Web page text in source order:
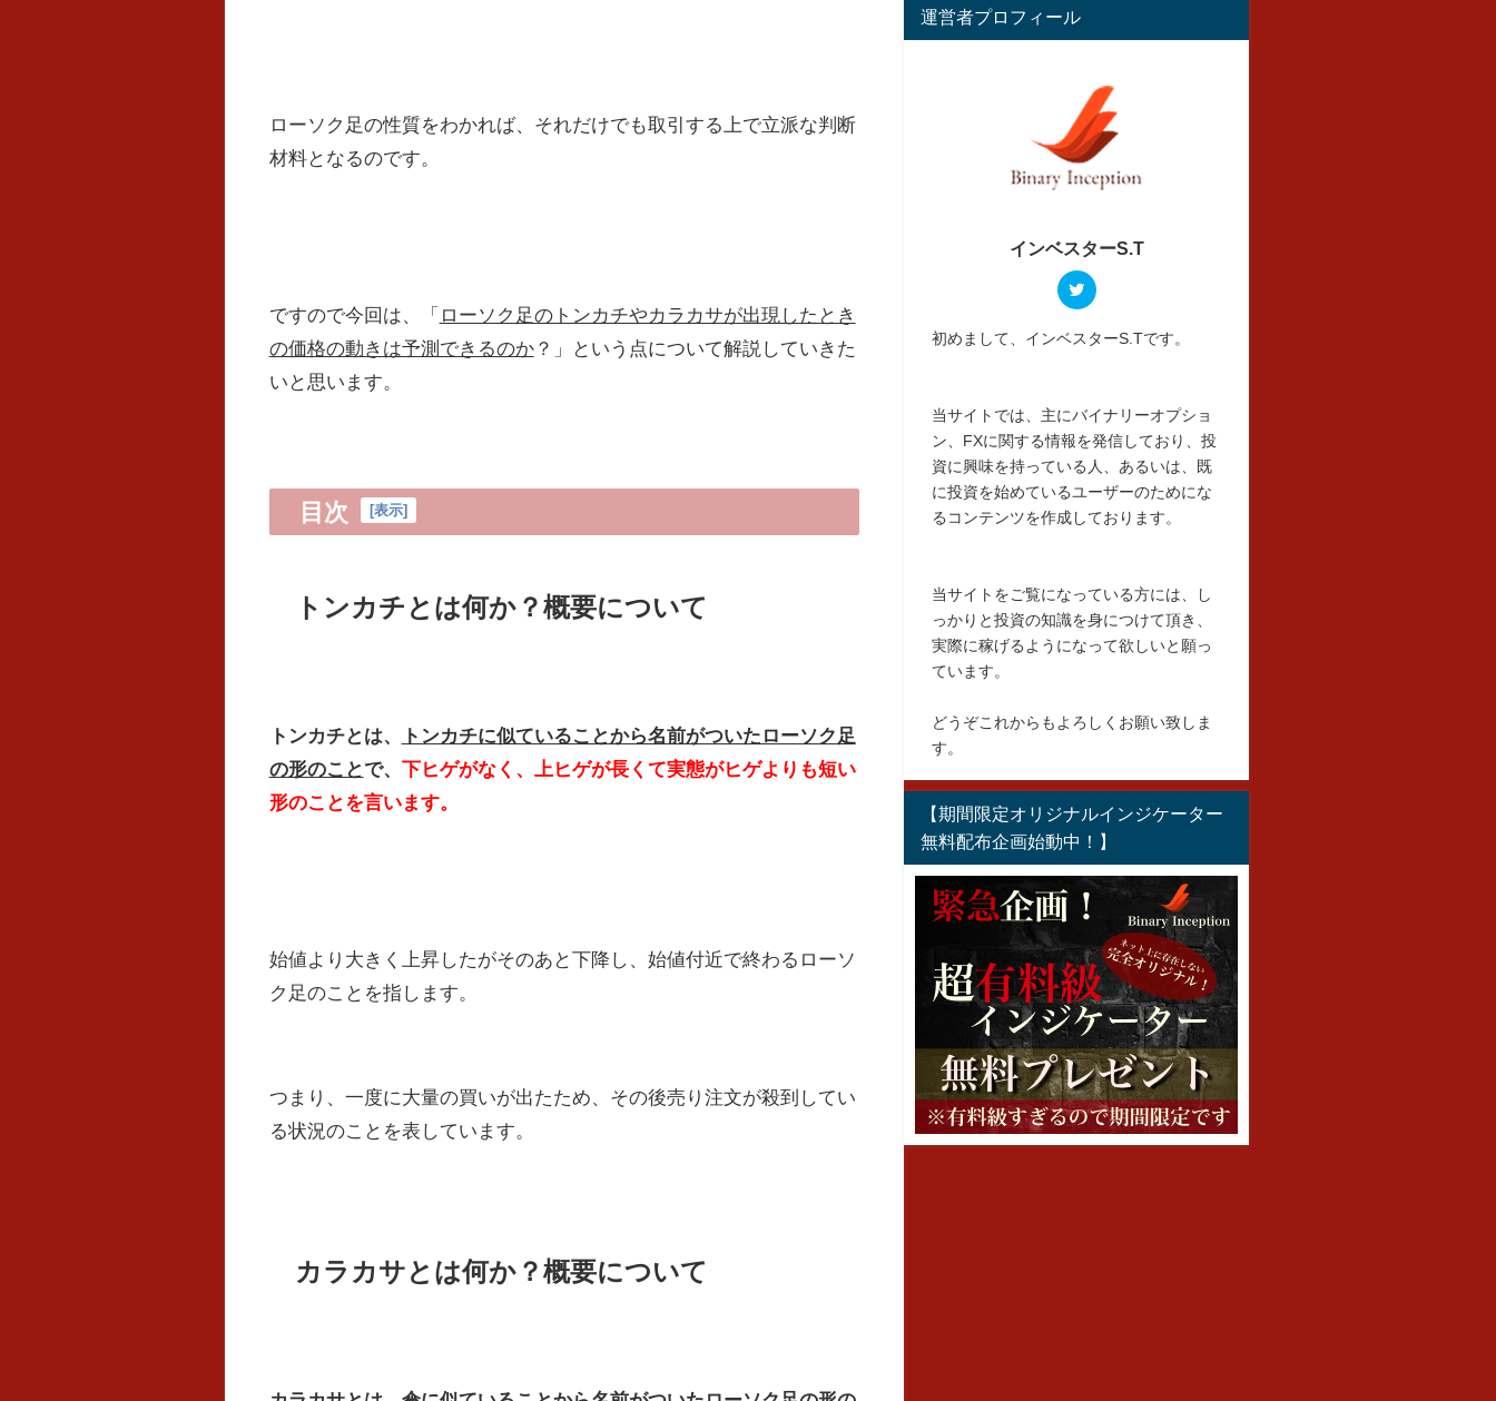
ローソク足の性質をわかれば、それだけでも取引する上で立派な判断
材料となるのです。
ですので今回は、「 ローソク足のトンカチやカラカサが出現したとき
の価格の動きは予測できるのか？」という点について解説していきた
いと思います。
目次 [表示]
トンカチとは何か？概要について
トンカチとは、
トンカチに似ていることから名前がついたローソク足
の形のことで、 下ヒゲがなく、上ヒゲが長くて実態がヒゲよりも短い
形のことを言います。
始値より大きく上昇したがそのあと下降し、始値付近で終わるローソ
ク足のことを指します。
つまり、一度に大量の買いが出たため、その後売り注文が殺到してい
る状況のことを表しています。
カラカサとは何か？概要について
運営者プロフィール
インベスターS.T
初めまして、インベスターS.Tです。
当サイトでは、主にバイナリーオプショ
ン、FXに関する情報を発信しており、投
資に興味を持っている人、あるいは、既
に投資を始めているユーザーのためにな
るコンテンツを作成しております。
当サイトをご覧になっている方には、し
っかりと投資の知識を身につけて頂き、
実際に稼げるようになって欲しいと願っ
ています。
どうぞこれからもよろしくお願い致しま
す。
【期間限定オリジナルインジケーター
無料配布企画始動中！】